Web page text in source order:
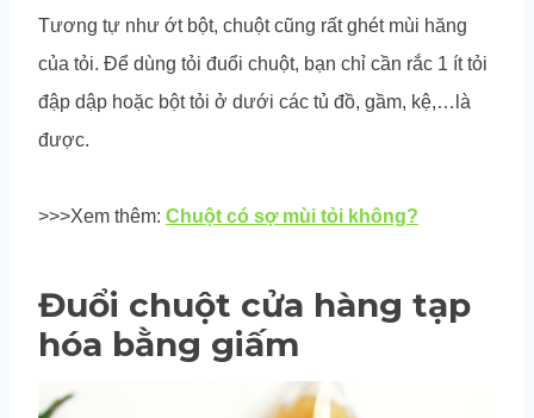
Tương tự như ớt bột, chuột cũng rất ghét mùi hăng
của tỏi. Để dùng tỏi đuổi chuột, bạn chỉ cần rắc 1 ít tỏi
đập dập hoặc bột tỏi ở dưới các tủ đồ, gầm, kệ,…là
được.
>>>Xem thêm: Chuột có sợ mùi tỏi không?
Đuổi chuột cửa hàng tạp
hóa bằng giấm